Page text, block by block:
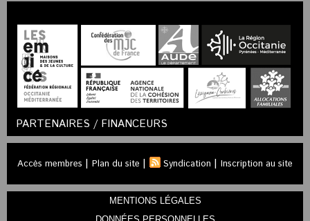
PARTENAIRES / FINANCEURS
Accès membres | Plan du site | Syndication | Inscription au site
MENTIONS LÉGALES